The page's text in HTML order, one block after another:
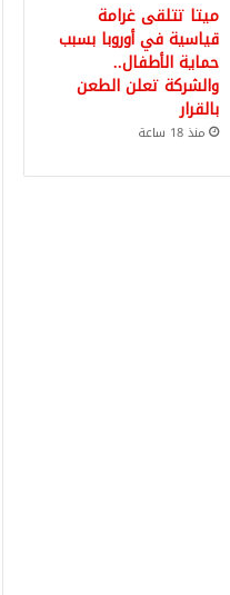
ميتا تتلقى غرامة
قياسية في أوروبا بسبب
حماية الأطفال..
والشركة تعلن الطعن
بالقرار
منذ 18 ساعة